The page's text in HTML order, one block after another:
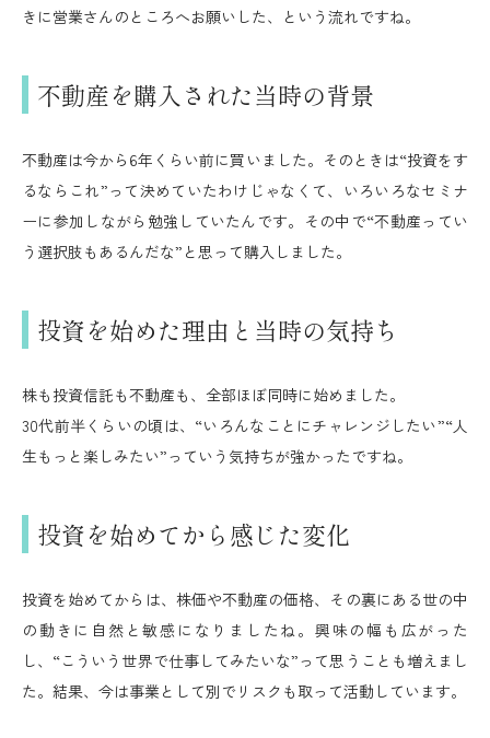
きに営業さんのところへお願いした、という流れですね。
不動産を購入された当時の背景
不動産は今から6年くらい前に買いました。そのときは“投資をす
るならこれ”って決めていたわけじゃなくて、いろいろなセミナ
ーに参加しながら勉強していたんです。その中で“不動産ってい
う選択肢もあるんだな”と思って購入しました。
投資を始めた理由と当時の気持ち
株も投資信託も不動産も、全部ほぼ同時に始めました。
30代前半くらいの頃は、“いろんなことにチャレンジしたい”“人
生もっと楽しみたい”っていう気持ちが強かったですね。
投資を始めてから感じた変化
投資を始めてからは、株価や不動産の価格、その裏にある世の中
の動きに自然と敏感になりましたね。興味の幅も広がった
し、“こういう世界で仕事してみたいな”って思うことも増えまし
た。結果、今は事業として別でリスクも取って活動しています。